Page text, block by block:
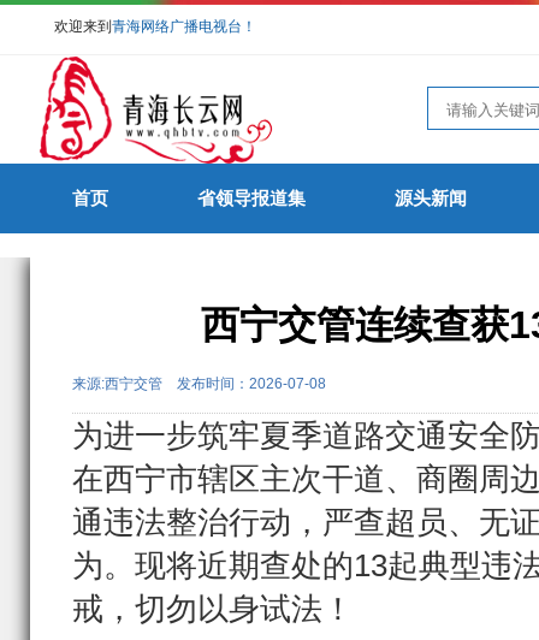
欢迎来到 青海网络广播电视台！
首页 省领导报道集 源头新闻
西宁交管连续查获
来源:西宁交管 发布时间：2026-07-08
为进一步筑牢夏季道路交通安全
在西宁市辖区主次干道、商圈周
通违法整治行动，严查超员、无
为。现将近期查处的13起典型违
戒，切勿以身试法！